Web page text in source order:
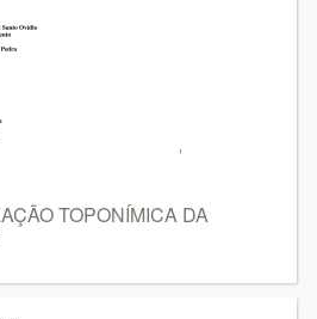
TOPONÍMICA DA